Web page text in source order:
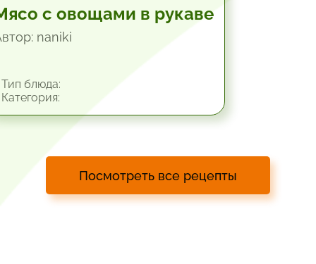
с овощами в рукаве
naniki
блюда:
Посмотреть все рецепты